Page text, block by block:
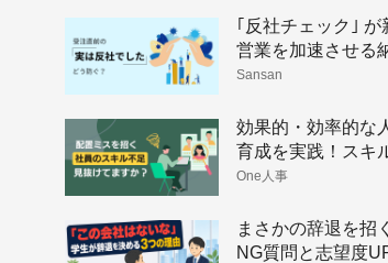
｢反社チェック｣ が
営業を加速させる
理由
Sansan
効果的・効率的な
育成を実践！スキ
理のメリットと手法
One人事
まさかの辞退を招く
NG質問と志望度